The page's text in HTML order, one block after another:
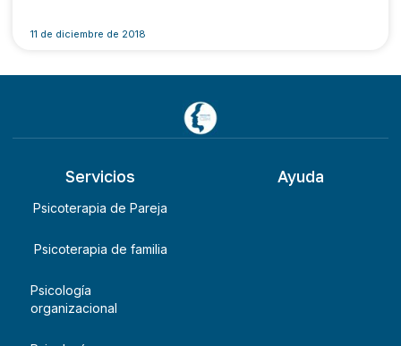
11 de diciembre de 2018
Servicios
Psicoterapia de Pareja
Psicoterapia de familia
Psicología
organizacional
Ayuda